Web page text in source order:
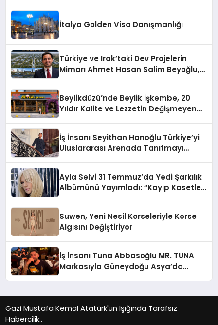
İtalya Golden Visa Danışmanlığı
Türkiye ve Irak’taki Dev Projelerin
Mimarı Ahmet Hasan Salim Beyoğlu,
Hayata Geçirecek
Beylikdüzü’nde Beylik İşkembe, 20
Yıldır Kalite ve Lezzetin Değişmeyen
İş İnsanı Seyithan Hanoğlu Türkiye’yi
Uluslararası Arenada Tanıtmayı
Ayla Selvi 31 Temmuz’da Yedi Şarkılık
Albümünü Yayımladı: “Kayıp Kasetler
Suwen, Yeni Nesil Korseleriyle Korse
Algısını Değiştiriyor
İş İnsanı Tuna Abbasoğlu MR. TUNA
Markasıyla Güneydoğu Asya’da
Gazi Mustafa Kemal Atatürk'ün Işığında Tarafsız
Habercilik..